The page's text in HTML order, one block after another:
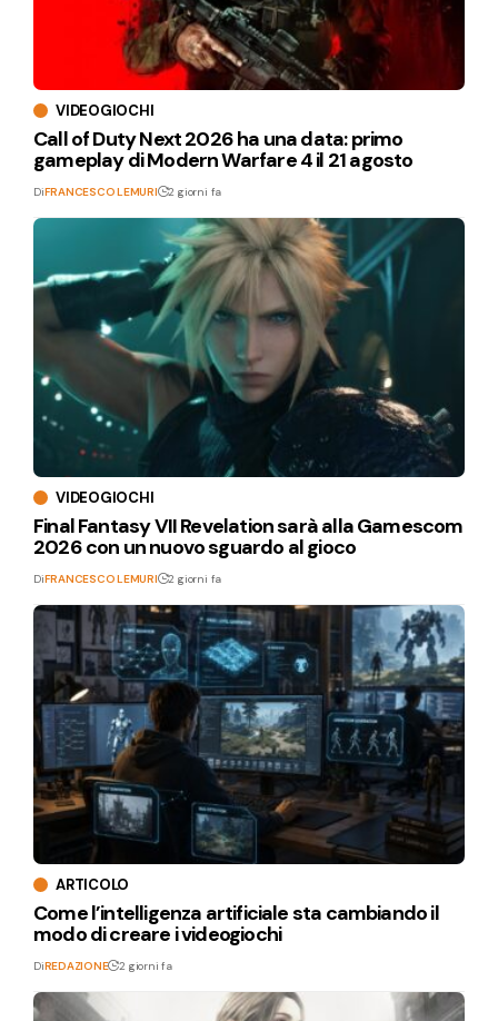
VIDEOGIOCHI
Call of Duty Next 2026 ha una data: primo
gameplay di Modern Warfare 4 il 21 agosto
DiFRANCESCO LEMURI 2 giorni fa
VIDEOGIOCHI
Final Fantasy VII Revelation sarà alla Gamescom
2026 con un nuovo sguardo al gioco
DiFRANCESCO LEMURI 2 giorni fa
ARTICOLO
Come l’intelligenza artificiale sta cambiando il
modo di creare i videogiochi
DiREDAZIONE 2 giorni fa